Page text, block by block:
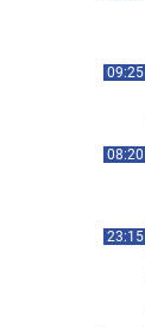
09:25
08:20
23:15